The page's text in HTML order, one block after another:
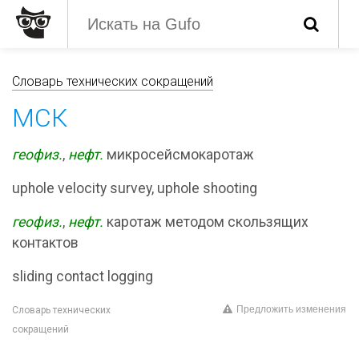
Словарь технических сокращений
МСК
геофиз., нефт. микросейсмокаротаж
uphole velocity survey, uphole shooting
геофиз., нефт. каротаж методом скользящих
контактов
sliding contact logging
Словарь технических
сокращений
Предложить изменения